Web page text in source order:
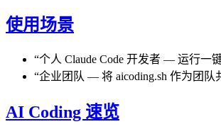
使用场景
“个人 Claude Code 开发者 — 运行一
“企业团队 — 将 aicoding.sh 作为团队
AI Coding 速览